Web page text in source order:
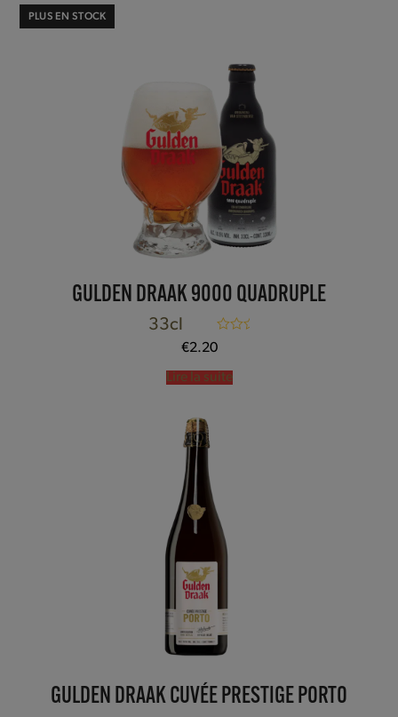
PLUS EN STOCK
GULDEN DRAAK 9000 QUADRUPLE
33cl
€2.20
Lire la suite
GULDEN DRAAK CUVÉE PRESTIGE PORTO